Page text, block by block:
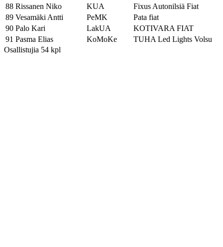
88 Rissanen Niko KUA
Fixus Autonilsiä Fiat
89 Vesamäki Antti PeMK
Pata fiat
90 Palo Kari LakUA
KOTIVARA FIAT
91 Pasma Elias KoMoKe
TUHA Led Lights Volsu
Osallistujia 54 kpl